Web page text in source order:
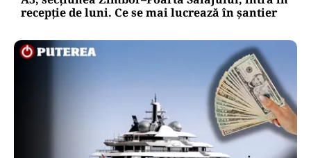
recepție de luni. Ce se mai lucrează în șantier